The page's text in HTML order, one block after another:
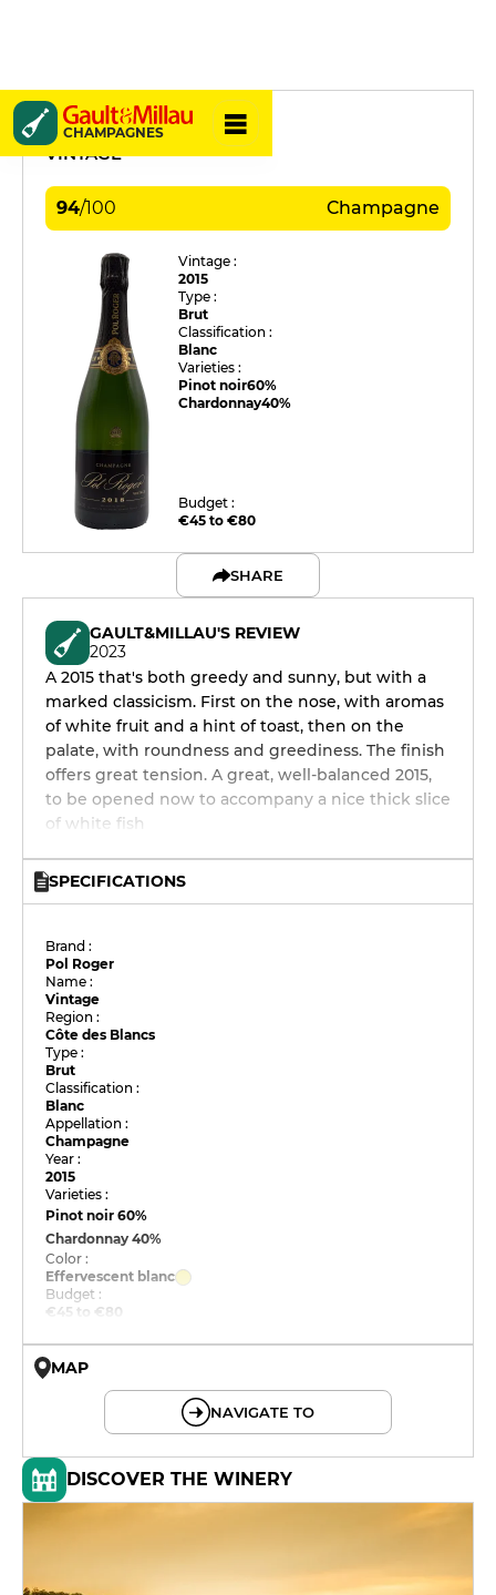
CHAMPAGNES
Pol Roger
VINTAGE
94/100 Champagne
Vintage :
2015
Type :
Brut
Classification :
Blanc
Varieties :
Pinot noir60%
Chardonnay40%
Budget :
€45 to €80
SHARE
GAULT&MILLAU'S REVIEW
2023
A 2015 that's both greedy and sunny, but with a
marked classicism. First on the nose, with aromas
of white fruit and a hint of toast, then on the
palate, with roundness and greediness. The finish
offers great tension. A great, well-balanced 2015,
to be opened now to accompany a nice thick slice
of white fish
SPECIFICATIONS
Brand :
Pol Roger
Name :
Vintage
Region :
Côte des Blancs
Type :
Brut
Classification :
Blanc
Appellation :
Champagne
Year :
2015
Varieties :
Pinot noir60%
Chardonnay40%
Color :
Effervescent blanc
Budget :
€45 to €80
MAP
NAVIGATE TO
DISCOVER THE WINERY